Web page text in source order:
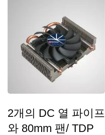
2개의 DC 열 파이프
와 80mm 팬/ TDP